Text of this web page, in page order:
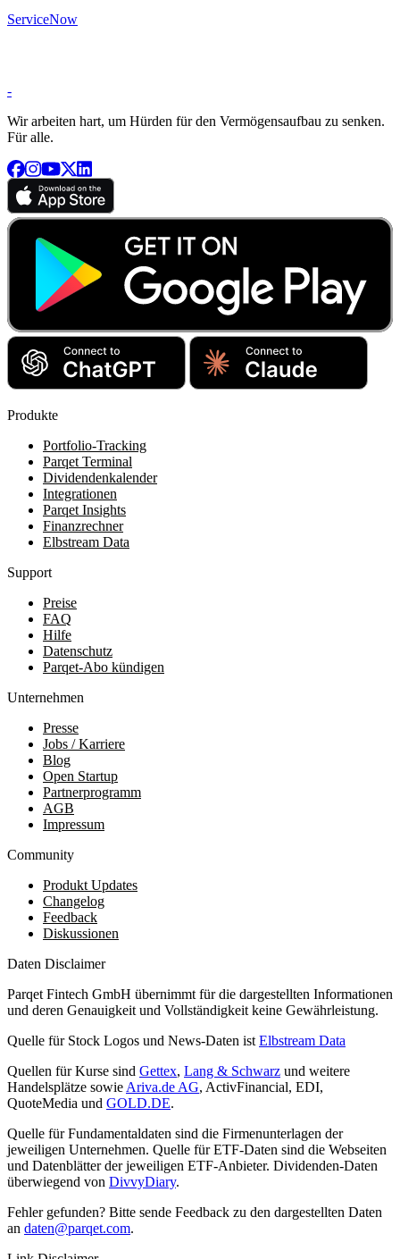
ServiceNow
-
Wir arbeiten hart, um Hürden für den Vermögensaufbau zu senken.
Für alle.
Produkte
Portfolio-Tracking
Parqet Terminal
Dividendenkalender
Integrationen
Parqet Insights
Finanzrechner
Elbstream Data
Support
Preise
FAQ
Hilfe
Datenschutz
Parqet-Abo kündigen
Unternehmen
Presse
Jobs / Karriere
Blog
Open Startup
Partnerprogramm
AGB
Impressum
Community
Produkt Updates
Changelog
Feedback
Diskussionen
Daten Disclaimer
Parqet Fintech GmbH übernimmt für die dargestellten Informationen
und deren Genauigkeit und Vollständigkeit keine Gewährleistung.
Quelle für Stock Logos und News-Daten ist Elbstream Data
Quellen für Kurse sind Gettex, Lang & Schwarz und weitere
Handelsplätze sowie Ariva.de AG, ActivFinancial, EDI,
QuoteMedia und GOLD.DE.
Quelle für Fundamentaldaten sind die Firmenunterlagen der
jeweiligen Unternehmen. Quelle für ETF-Daten sind die Webseiten
und Datenblätter der jeweiligen ETF-Anbieter. Dividenden-Daten
überwiegend von DivvyDiary.
Fehler gefunden? Bitte sende Feedback zu den dargestellten Daten
an daten@parqet.com.